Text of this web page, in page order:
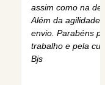
assim como na
Além da agilidade
envio. Parabéns
trabalho e pela
Bjs